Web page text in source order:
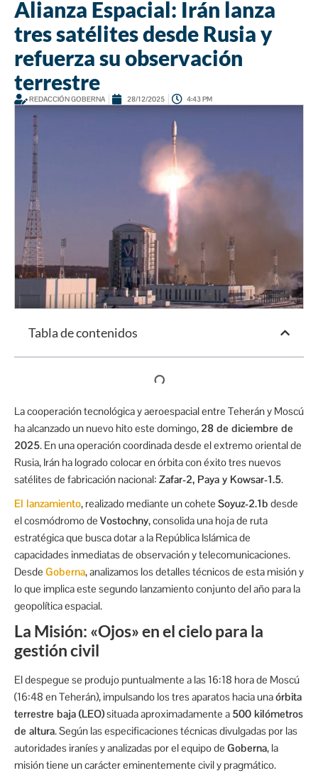
Alianza Espacial: Irán lanza
tres satélites desde Rusia y
refuerza su observación
terrestre
REDACCIÓN GOBERNA 28/12/2025 4:43 PM
Tabla de contenidos
La cooperación tecnológica y aeroespacial entre Teherán y Moscú
ha alcanzado un nuevo hito este domingo, 28 de diciembre de
2025. En una operación coordinada desde el extremo oriental de
Rusia, Irán ha logrado colocar en órbita con éxito tres nuevos
satélites de fabricación nacional: Zafar-2, Paya y Kowsar-1.5.
El lanzamiento, realizado mediante un cohete Soyuz-2.1b desde
el cosmódromo de Vostochny, consolida una hoja de ruta
estratégica que busca dotar a la República Islámica de
capacidades inmediatas de observación y telecomunicaciones.
Desde Goberna, analizamos los detalles técnicos de esta misión y
lo que implica este segundo lanzamiento conjunto del año para la
geopolítica espacial.
La Misión: «Ojos» en el cielo para la
gestión civil
El despegue se produjo puntualmente a las 16:18 hora de Moscú
(16:48 en Teherán), impulsando los tres aparatos hacia unaórbita
terrestre baja (LEO)situada aproximadamente a 500 kilómetros
de altura. Según las especificaciones técnicas divulgadas por las
autoridades iraníes y analizadas por el equipo de Goberna, la
misión tiene un carácter eminentemente civil y pragmático.